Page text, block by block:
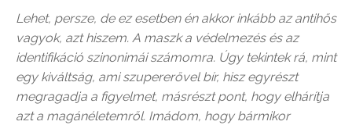
Lehet, persze, de ez esetben én akkor inkább az antihős
vagyok, azt hiszem. A maszk a védelmezés és az
identifikáció szinonimái számomra. Úgy tekintek rá, mint
egy kiváltság, ami szupererővel bír, hisz egyrészt
megragadja a figyelmet, másrészt pont, hogy elhárítja
azt a magánéletemről. Imádom, hogy bármikor